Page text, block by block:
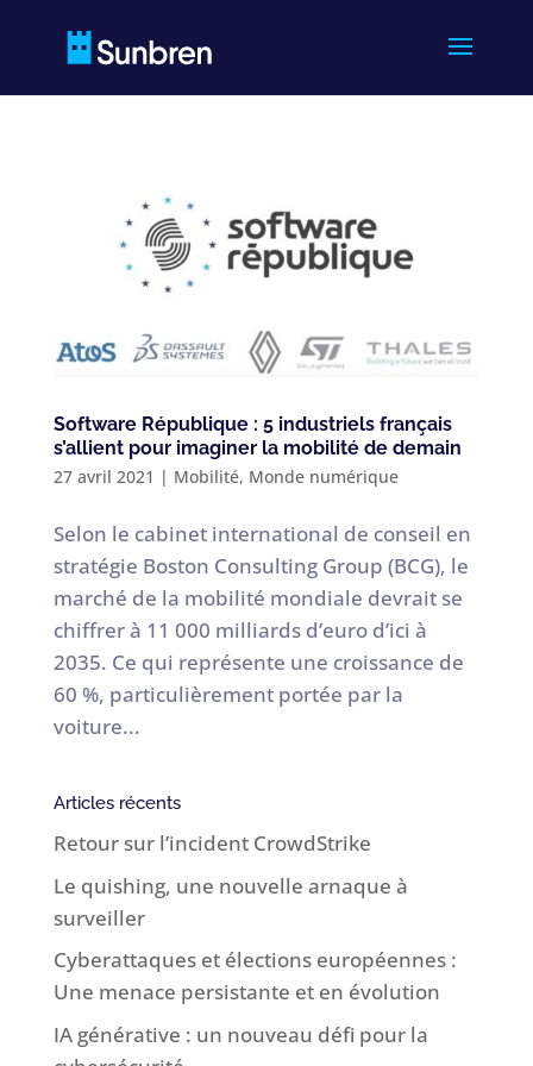
Software République : 5 industriels français
s’allient pour imaginer la mobilité de demain
27 avril 2021 | Mobilité, Monde numérique
Selon le cabinet international de conseil en
stratégie Boston Consulting Group (BCG), le
marché de la mobilité mondiale devrait se
chiffrer à 11 000 milliards d’euro d’ici à
2035. Ce qui représente une croissance de
60 %, particulièrement portée par la
voiture...
Articles récents
Retour sur l’incident CrowdStrike
Le quishing, une nouvelle arnaque à
surveiller
Cyberattaques et élections européennes :
Une menace persistante et en évolution
IA générative : un nouveau défi pour la